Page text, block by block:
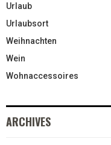
Urlaub
Urlaubsort
Weihnachten
Wein
Wohnaccessoires
ARCHIVES